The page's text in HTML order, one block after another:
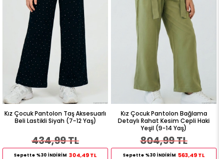
Kız Çocuk Pantolon Taş Aksesuarlı
Beli Lastikli Siyah (7-12 Yaş)
434,99 TL
Sepette %30 İNDİRİM 304,49 TL
Kız Çocuk Pantolon Bağlama
Detaylı Rahat Kesim Cepli Haki
Yeşil (9-14 Yaş)
804,99 TL
Sepette %30 İNDİRİM 563,49 TL